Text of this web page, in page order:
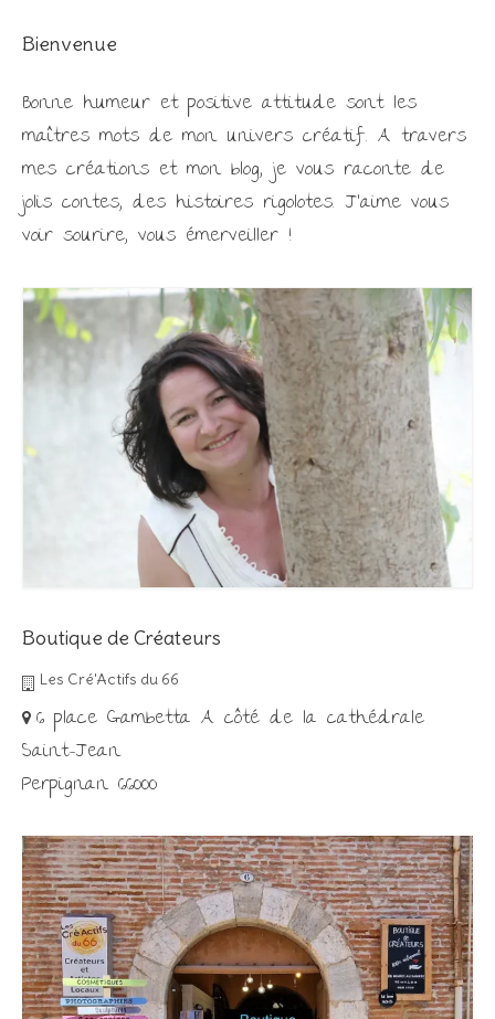
Bienvenue
Bonne humeur et positive attitude sont les
maîtres mots de mon univers créatif. A travers
mes créations et mon blog, je vous raconte de
jolis contes, des histoires rigolotes. J'aime vous
voir sourire, vous émerveiller !
Boutique de Créateurs
Les Cré'Actifs du 66
6 place Gambetta A côté de la cathédrale
Saint-Jean
Perpignan 66000